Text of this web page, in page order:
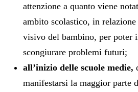
attenzione a quanto viene
ambito scolastico, in
visivo del bambino, per poter
scongiurare problemi futuri;
all’inizio delle scuole medie,
manifestarsi la maggior parte